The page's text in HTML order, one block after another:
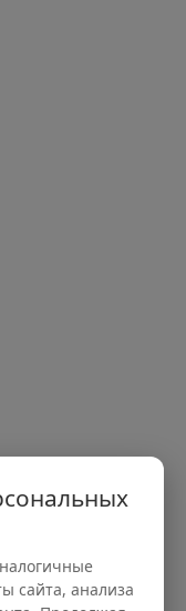
сайта, анализа